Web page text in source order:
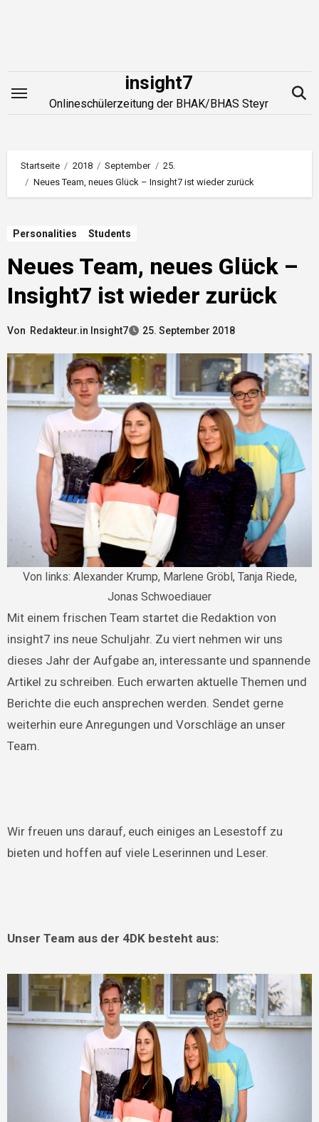
insight7
Onlineschülerzeitung der BHAK/BHAS Steyr
Startseite 2018 September
25.
Neues Team, neues Glück – Insight7 ist wieder zurück
Personalities Students
Neues Team, neues Glück –
Insight7 ist wieder zurück
Von Redakteur.in Insight7 25. September 2018
Von links: Alexander Krump, Marlene Gröbl, Tanja Riede,
Jonas Schwoediauer
Mit einem frischen Team startet die Redaktion von
insight7 ins neue Schuljahr. Zu viert nehmen wir uns
dieses Jahr der Aufgabe an, interessante und spannende
Artikel zu schreiben. Euch erwarten aktuelle Themen und
Berichte die euch ansprechen werden. Sendet gerne
weiterhin eure Anregungen und Vorschläge an unser
Team.
Wir freuen uns darauf, euch einiges an Lesestoff zu
bieten und hoffen auf viele Leserinnen und Leser.
Unser Team aus der 4DK besteht aus: